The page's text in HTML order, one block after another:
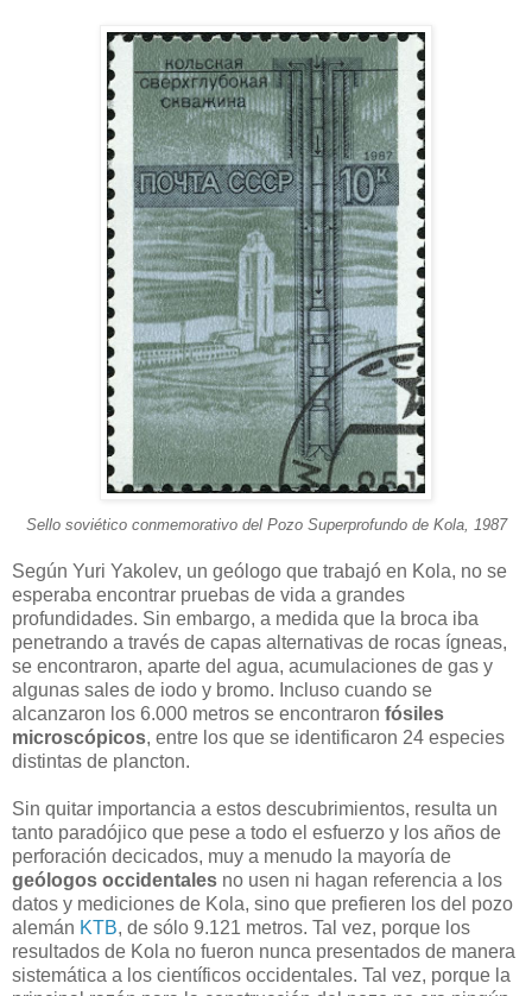
Sello soviético conmemorativo del Pozo Superprofundo de Kola, 1987
Según Yuri Yakolev, un geólogo que trabajó en Kola, no se
esperaba encontrar pruebas de vida a grandes
profundidades. Sin embargo, a medida que la broca iba
penetrando a través de capas alternativas de rocas ígneas,
se encontraron, aparte del agua, acumulaciones de gas y
algunas sales de iodo y bromo. Incluso cuando se
alcanzaron los 6.000 metros se encontraron fósiles
microscópicos, entre los que se identificaron 24 especies
distintas de plancton.
Sin quitar importancia a estos descubrimientos, resulta un
tanto paradójico que pese a todo el esfuerzo y los años de
perforación decicados, muy a menudo la mayoría de
geólogos occidentales no usen ni hagan referencia a los
datos y mediciones de Kola, sino que prefieren los del pozo
alemán KTB, de sólo 9.121 metros. Tal vez, porque los
resultados de Kola no fueron nunca presentados de manera
sistemática a los científicos occidentales. Tal vez, porque la